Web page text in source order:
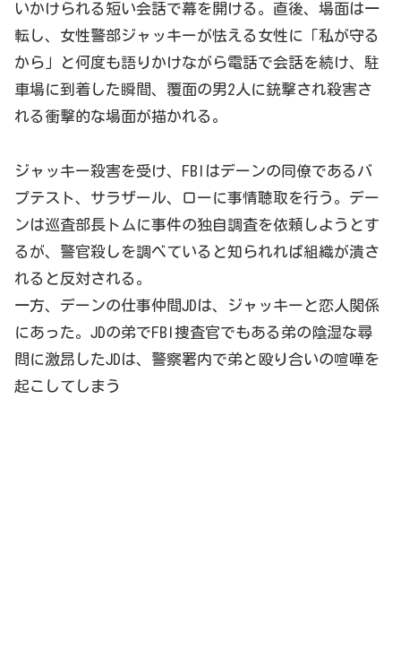
いかけられる短い会話で幕を開ける。直後、場面は一
転し、女性警部ジャッキーが怯える女性に「私が守る
から」と何度も語りかけながら電話で会話を続け、駐
車場に到着した瞬間、覆面の男2人に銃撃され殺害さ
れる衝撃的な場面が描かれる。
ジャッキー殺害を受け、FBIはデーンの同僚であるバ
プテスト、サラザール、ローに事情聴取を行う。デー
ンは巡査部長トムに事件の独自調査を依頼しようとす
るが、警官殺しを調べていると知られれば組織が潰さ
れると反対される。
一方、デーンの仕事仲間JDは、ジャッキーと恋人関係
にあった。JDの弟でFBI捜査官でもある弟の陰湿な尋
問に激昂したJDは、警察署内で弟と殴り合いの喧嘩を
起こしてしまう